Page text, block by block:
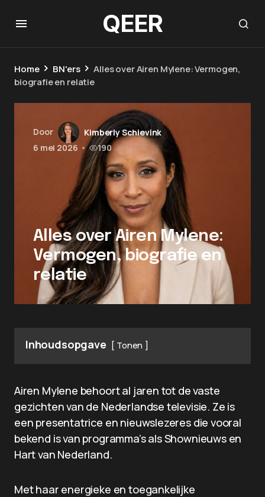
QEER
Home BN'ers
Alles over Airen Mylene: Vermogen,
biografie en relatie
Door
Kimberly Schievink
6 mei 2026 • 190
Alles over Airen Mylene:
Vermogen, biografie en
relatie
Inhoudsopgave Tonen
Airen Mylene behoort al jaren tot de vaste
gezichten van de Nederlandse televisie. Ze is
een presentatrice en nieuwslezeres die vooral
bekend is van programma’s als Shownieuws en
Hart van Nederland.
Met haar energieke en toegankelijke